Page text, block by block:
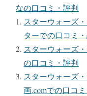
なの口コミ・評判
スターウォーズ
ターでの口コミ
スターウォーズ
の口コミ・評判
スターウォーズ
画.comでの口コ